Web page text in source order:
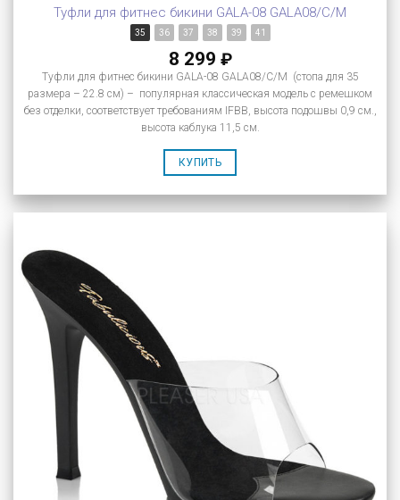
Туфли для фитнес бикини GALA-08 GALA08/C/M
35 36 37 38 39 41
8 299 ₽
Туфли для фитнес бикини GALA-08 GALA08/C/M (стопа для 35
размера – 22.8 см) – популярная классическая модель с ремешком
без отделки, соответствует требованиям IFBB, высота подошвы 0,9 см.,
высота каблука 11,5 см.
КУПИТЬ